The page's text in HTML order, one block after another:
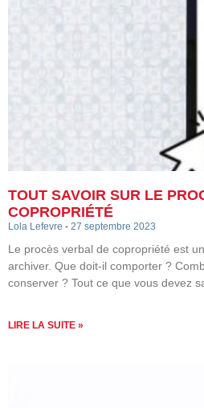
TOUT SAVOIR SUR LE
COPROPRIÉTÉ
Lola Lefevre 27 septembre 2023
Le procès verbal de copropriété est
archiver. Que doit-il comporter ?
conserver ? Tout ce que vous devez
LIRE LA SUITE »